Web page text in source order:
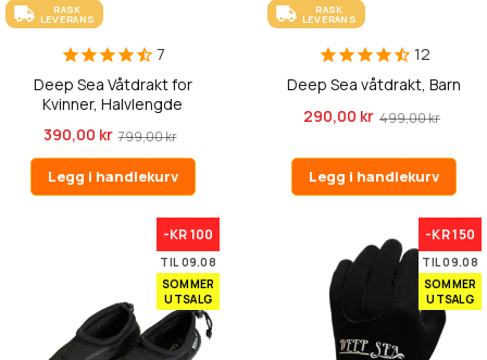
RASK
LEVERANS
7
Deep Sea Våtdrakt for
Kvinner, Halvlengde
390,00 kr 799,00 kr
Legg i handlekurv
RASK
LEVERANS
12
Deep Sea våtdrakt, Barn
290,00 kr 499,00 kr
Legg i handlekurv
-KR 100
TIL 09.08
SOMMER
UTSALG
-KR 150
TIL 09.08
SOMMER
UTSALG